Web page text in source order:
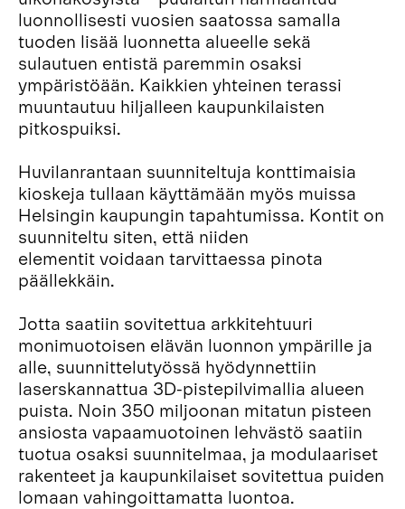
luonnollisesti vuosien saatossa samalla
tuoden lisää luonnetta alueelle sekä
sulautuen entistä paremmin osaksi
ympäristöään. Kaikkien yhteinen terassi
muuntautuu hiljalleen kaupunkilaisten
pitkospuiksi.
Huvilanrantaan suunniteltuja konttimaisia
kioskeja tullaan käyttämään myös muissa
Helsingin kaupungin tapahtumissa. Kontit on
suunniteltu siten, että niiden
elementit voidaan tarvittaessa pinota
päällekkäin.
Jotta saatiin sovitettua arkkitehtuuri
monimuotoisen elävän luonnon ympärille ja
alle, suunnittelutyössä hyödynnettiin
laserskannattua 3D-pistepilvimallia alueen
puista. Noin 350 miljoonan mitatun pisteen
ansiosta vapaamuotoinen lehvästö saatiin
tuotua osaksi suunnitelmaa, ja modulaariset
rakenteet ja kaupunkilaiset sovitettua puiden
lomaan vahingoittamatta luontoa.